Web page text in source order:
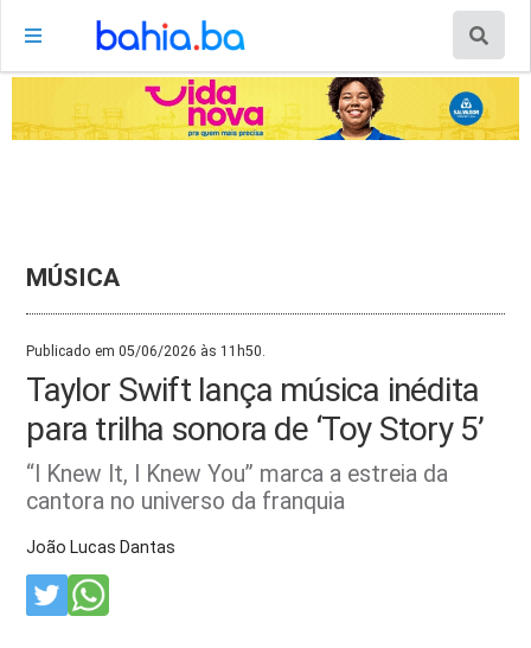
MÚSICA
Publicado em 05/06/2026 às 11h50.
Taylor Swift lança música inédita
para trilha sonora de ‘Toy Story 5’
“I Knew It, I Knew You” marca a estreia da
cantora no universo da franquia
João Lucas Dantas